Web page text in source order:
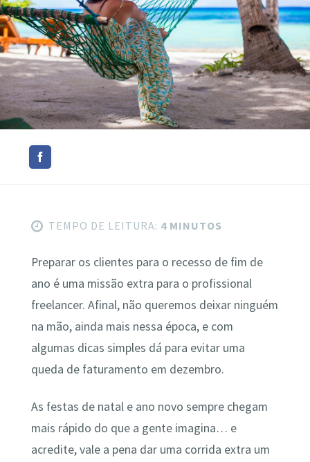
TEMPO DE LEITURA: 4 MINUTOS
Preparar os clientes para o recesso de fim de
ano é uma missão extra para o profissional
freelancer. Afinal, não queremos deixar ninguém
na mão, ainda mais nessa época, e com
algumas dicas simples dá para evitar uma
queda de faturamento em dezembro.
As festas de natal e ano novo sempre chegam
mais rápido do que a gente imagina… e
acredite, vale a pena dar uma corrida extra um